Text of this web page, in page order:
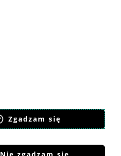
Zgadzam się
Nie zgadzam się